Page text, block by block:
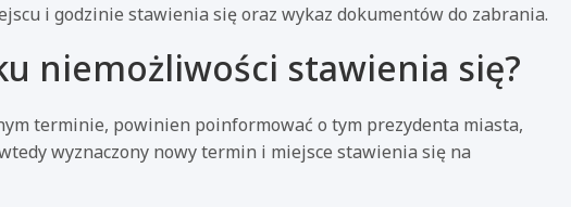
i godzinie stawienia się oraz wykaz dokumentów do zabrania.
niemożliwości stawienia się?
terminie, powinien poinformować o tym prezydenta miasta,
wyznaczony nowy termin i miejsce stawienia się na